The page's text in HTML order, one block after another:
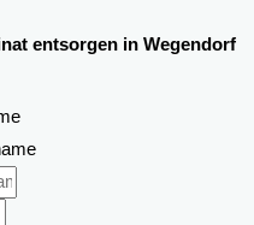
entsorgen in Wegendorf